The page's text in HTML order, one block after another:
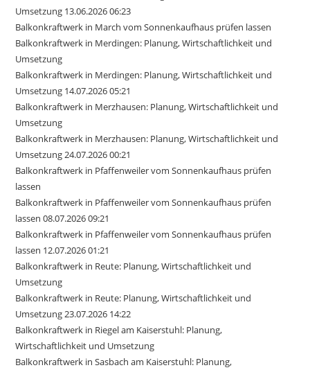
Umsetzung 13.06.2026 06:23
Balkonkraftwerk in March vom Sonnenkaufhaus prüfen lassen
Balkonkraftwerk in Merdingen: Planung, Wirtschaftlichkeit und
Umsetzung
Balkonkraftwerk in Merdingen: Planung, Wirtschaftlichkeit und
Umsetzung 14.07.2026 05:21
Balkonkraftwerk in Merzhausen: Planung, Wirtschaftlichkeit und
Umsetzung
Balkonkraftwerk in Merzhausen: Planung, Wirtschaftlichkeit und
Umsetzung 24.07.2026 00:21
Balkonkraftwerk in Pfaffenweiler vom Sonnenkaufhaus prüfen
lassen
Balkonkraftwerk in Pfaffenweiler vom Sonnenkaufhaus prüfen
lassen 08.07.2026 09:21
Balkonkraftwerk in Pfaffenweiler vom Sonnenkaufhaus prüfen
lassen 12.07.2026 01:21
Balkonkraftwerk in Reute: Planung, Wirtschaftlichkeit und
Umsetzung
Balkonkraftwerk in Reute: Planung, Wirtschaftlichkeit und
Umsetzung 23.07.2026 14:22
Balkonkraftwerk in Riegel am Kaiserstuhl: Planung,
Wirtschaftlichkeit und Umsetzung
Balkonkraftwerk in Sasbach am Kaiserstuhl: Planung,